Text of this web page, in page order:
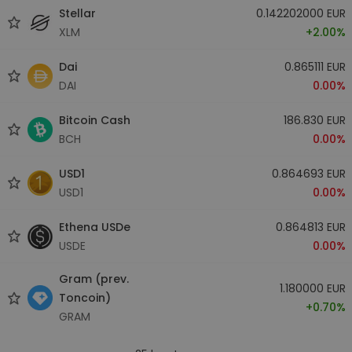
Stellar
XLM
0.142202000 EUR
+2.00%
Dai
DAI
0.865111 EUR
0.00%
Bitcoin Cash
BCH
186.830 EUR
0.00%
USD1
USD1
0.864693 EUR
0.00%
Ethena USDe
USDE
0.864813 EUR
0.00%
Gram (prev.
Toncoin)
GRAM
1.180000 EUR
+0.70%